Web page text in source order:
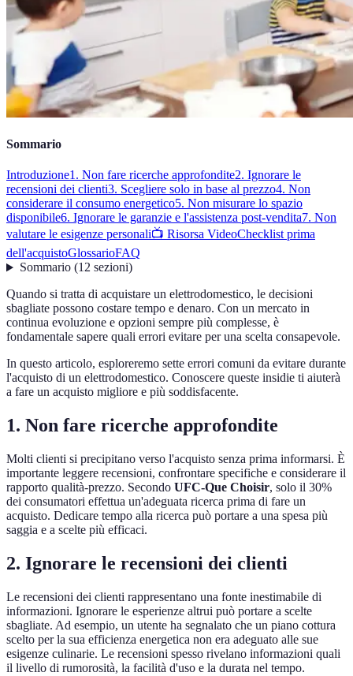
Sommario
Introduzione1. Non fare ricerche approfondite2. Ignorare le
recensioni dei clienti3. Scegliere solo in base al prezzo4. Non
considerare il consumo energetico5. Non misurare lo spazio
disponibile6. Ignorare le garanzie e l'assistenza post-vendita7. Non
valutare le esigenze personali📺 Risorsa VideoChecklist prima
dell'acquistoGlossarioFAQ
Sommario(12 sezioni)
Quando si tratta di acquistare un elettrodomestico, le decisioni
sbagliate possono costare tempo e denaro. Con un mercato in
continua evoluzione e opzioni sempre più complesse, è
fondamentale sapere quali errori evitare per una scelta consapevole.
In questo articolo, esploreremo sette errori comuni da evitare durante
l'acquisto di un elettrodomestico. Conoscere queste insidie ti aiuterà
a fare un acquisto migliore e più soddisfacente.
1. Non fare ricerche approfondite
Molti clienti si precipitano verso l'acquisto senza prima informarsi. È
importante leggere recensioni, confrontare specifiche e considerare il
rapporto qualità-prezzo. Secondo UFC-Que Choisir, solo il 30%
dei consumatori effettua un'adeguata ricerca prima di fare un
acquisto. Dedicare tempo alla ricerca può portare a una spesa più
saggia e a scelte più efficaci.
2. Ignorare le recensioni dei clienti
Le recensioni dei clienti rappresentano una fonte inestimabile di
informazioni. Ignorare le esperienze altrui può portare a scelte
sbagliate. Ad esempio, un utente ha segnalato che un piano cottura
scelto per la sua efficienza energetica non era adeguato alle sue
esigenze culinarie. Le recensioni spesso rivelano informazioni quali
il livello di rumorosità, la facilità d'uso e la durata nel tempo.